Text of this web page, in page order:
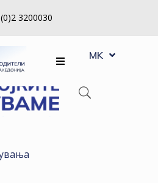
3200030
MK
SQ